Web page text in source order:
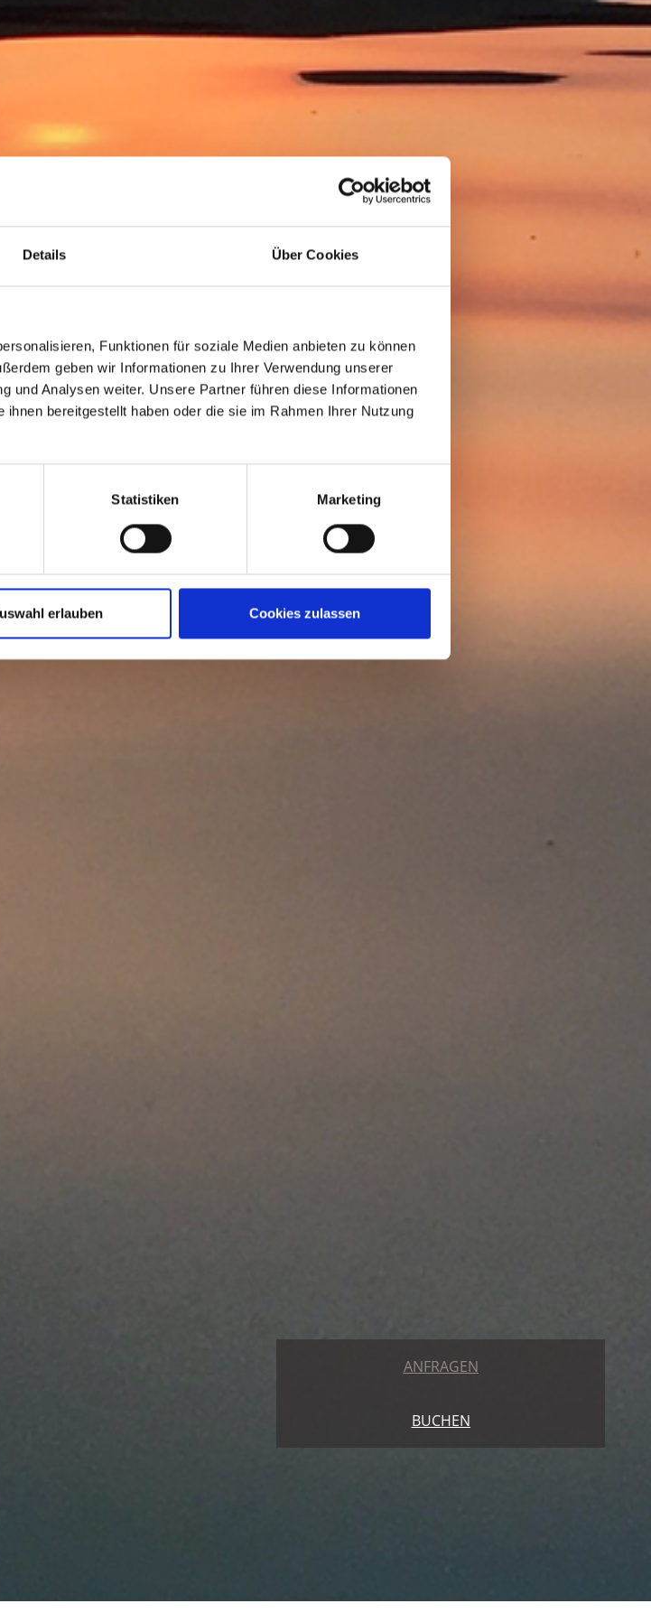
Details Über Cookies
Funktionen für soziale Medien anbieten zu können
geben wir Informationen zu Ihrer Verwendung unserer
und Analysen weiter. Unsere Partner führen diese Informationen
bereitgestellt haben oder die sie im Rahmen Ihrer Nutzung
Statistiken Marketing
erlauben Cookies zulassen
ANFRAGEN
BUCHEN